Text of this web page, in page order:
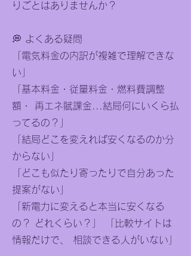
りごとはありませんか？
💭 よくある疑問
「電気料金の内訳が複雑で理解できな
い」
「基本料金・従量料金・燃料費調整
額・ 再エネ賦課金...結局何にいくら払
ってるの？」
「結局どこを変えれば安くなるのか分
からない」
「どこも似たり寄ったりで自分あった
提案がない」
「新電力に変えると本当に安くなる
の？ どれくらい？」 「比較サイトは
情報だけで、 相談できる人がいない」